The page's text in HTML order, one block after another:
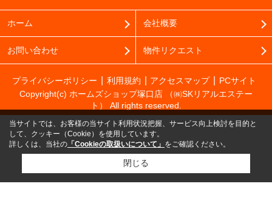
ホーム 会社概要
お問い合わせ 物件リクエスト
プライバシーポリシー 利用規約 アクセスマップ
PCサイト
Copyright(c) ホームズショップ塚口店 （㈱SKリアルエステー
ト） All rights reserved.
当サイトでは、お客様の当サイト利用状況把握、サービス向上検討を目的と
して、クッキー（Cookie）を使用しています。
詳しくは、当社の 「Cookieの取扱いについて」 をご確認ください。
閉じる